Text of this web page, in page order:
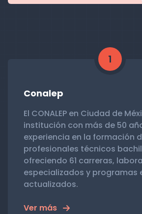
1
Conalep
El CONALEP en Ciudad de
institución con más de 50
experiencia en la formación
profesionales técnicos
ofreciendo 61 carreras,
especializados y programas
actualizados.
Ver más